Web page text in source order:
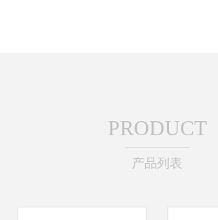
PRODUCT
产品列表